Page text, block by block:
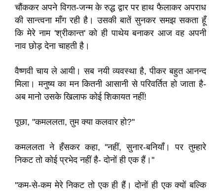
चौंककर अपने विगत-जन्म के रुद्ध द्वार पर हाथ फैलाकर अपराध
की सान्त्वना माँग रही है। उसकी बातें सुनकर समझ सकता हूँ
कि मेरे नाम 'श्रीकान्त' को ही पाथेय बनाकर आज वह अपनी
नाव छोड़ देना चाहती है।
वैष्णवी चाय ले आयी। सब नयी व्यवस्था है, पीकर बहुत आनन्द
मिला। मनुष्य का मन कितनी आसानी से परिवर्तित हो जाता है-
अब मानो उसके खिलाफ कोई शिकायत नहीं!
पूछा, ''कमललता, तुम क्या कलवार हो?''
कमललता ने हँसकर कहा, ''नहीं, सुनार-बनियाँ। पर तुम्हारे
निकट तो कोई प्रभेद नहीं है- दोनों ही एक हैं।''
''कम-से-कम मेरे निकट तो एक ही हैं। दोनों ही एक क्यों बल्कि